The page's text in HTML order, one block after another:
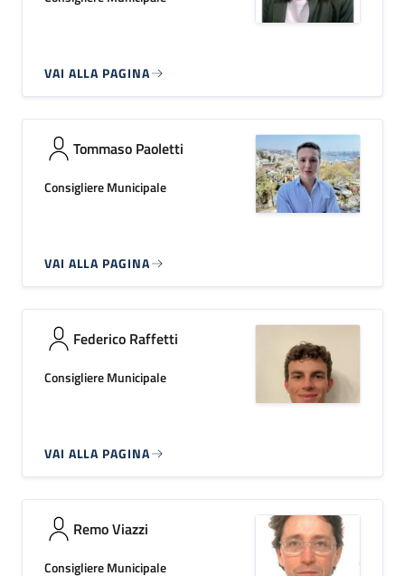
VAI ALLA PAGINA
Tommaso Paoletti
Consigliere Municipale
VAI ALLA PAGINA
Federico Raffetti
Consigliere Municipale
VAI ALLA PAGINA
Remo Viazzi
Consigliere Municipale